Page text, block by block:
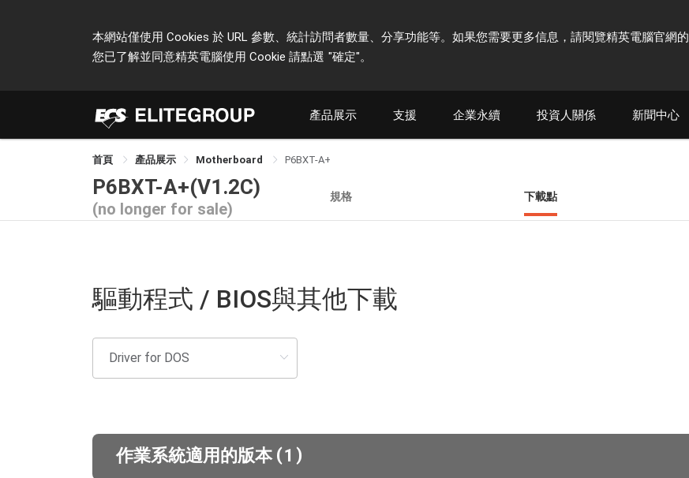
本網站僅使用 Cookies 於 URL 參數、統計訪問者數量、分享功能等。如果您需要更多信息，請閱覽精英電腦官網的
您已了解並同意精英電腦使用 Cookie 請點選 "確定"。
產品展示 支援 企業永續 投資人關係 新聞中心
首頁 產品展示 Motherboard P6BXT-A+
P6BXT-A+(V1.2C)
(no longer for sale)
規格 下載點
驅動程式 / BIOS與其他下載
作業系統適用的版本 (1 )